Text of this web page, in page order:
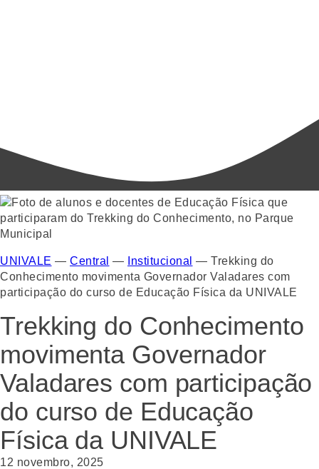
UNIVALE — Central — Institucional — Trekking do
Conhecimento movimenta Governador Valadares com
participação do curso de Educação Física da UNIVALE
Trekking do Conhecimento
movimenta Governador
Valadares com participação
do curso de Educação
Física da UNIVALE
12 novembro, 2025